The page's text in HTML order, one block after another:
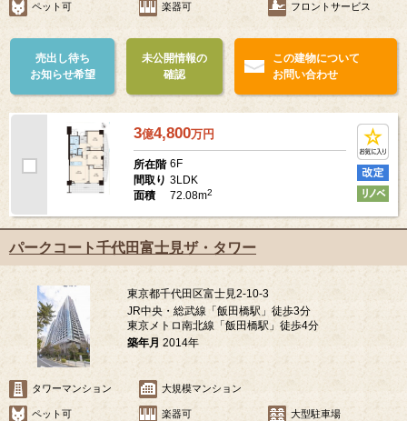
ペット可 楽器可 フロントサービス
売出し待ち
お知らせ希望
未公開情報の
確認
この建物について
お問い合わせ
3億4,800万円
所在階 6F
間取り 3LDK
面積
72.08m2
パークコート千代田富士見ザ・タワー
東京都千代田区富士見2-10-3
JR中央・総武線「飯田橋駅」徒歩3分
東京メトロ南北線「飯田橋駅」徒歩4分
築年月 2014年
タワーマンション 大規模マンション
ペット可 楽器可 大型駐車場